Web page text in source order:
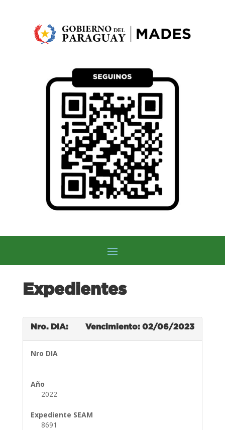
Expedientes
Nro. DIA: Vencimiento: 02/06/2023
Nro DIA
Año
2022
Expediente SEAM
8691